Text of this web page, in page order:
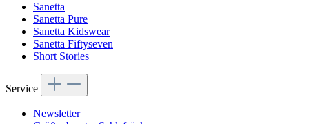
Sanetta
Sanetta Pure
Sanetta Kidswear
Sanetta Fiftyseven
Short Stories
Service
Newsletter